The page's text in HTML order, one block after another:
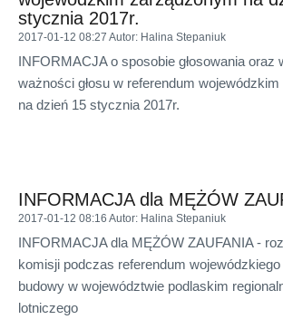
stycznia 2017r.
2017-01-12 08:27 Autor: Halina Stepaniuk
INFORMACJA o sposobie głosowania oraz
ważności głosu w referendum
na dzień 15 stycznia 2017r.
INFORMACJA dla MĘŻÓW
2017-01-12 08:16 Autor: Halina Stepaniuk
INFORMACJA dla MĘŻÓW ZAUFANIA -
komisji podczas referendum
budowy w województwie podlaskim
lotniczego